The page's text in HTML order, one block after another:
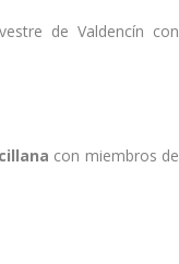
de Valdencín con
con miembros de